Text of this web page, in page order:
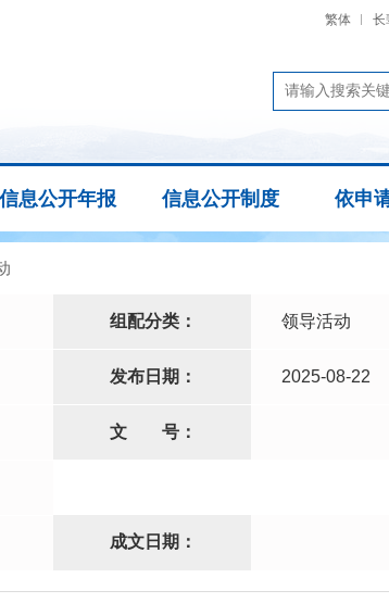
繁体 长
信息公开年报 信息公开制度 依申
组配分类： 领导活动
发布日期： 2025-08-22
文 号：
成文日期：